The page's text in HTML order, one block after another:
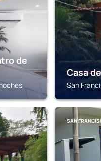
de
Casa
San
SAN